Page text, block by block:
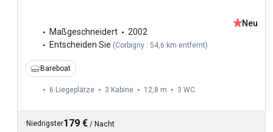
Maßgeschneidert
2002
Entscheiden Sie (Corbigny : 54,6 km entfernt)
Neu
Bareboat
6 Liegeplätze 3 Kabine 12,8 m 3 WC
Niedrigster179 € / Nacht